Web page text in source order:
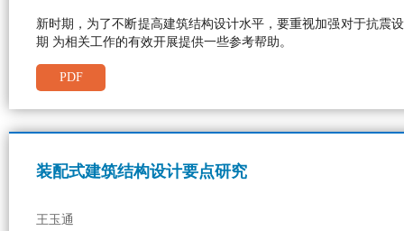
新时期，为了不断提高建筑结构设计水平，要重视加强对于抗震
期 为相关工作的有效开展提供一些参考帮助。
PDF
装配式建筑结构设计要点研究
王玉通